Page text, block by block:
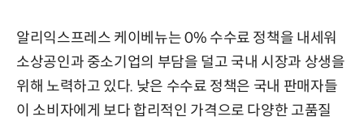
알리익스프레스 케이베뉴는 0% 수수료 정책을 내세워
소상공인과 중소기업의 부담을 덜고 국내 시장과 상생을
위해 노력하고 있다. 낮은 수수료 정책은 국내 판매자들
이 소비자에게 보다 합리적인 가격으로 다양한 고품질